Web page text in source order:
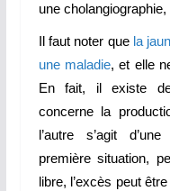
une
Il faut noter que la
une maladie, et elle
En fait, il existe
concerne la
l’autre s’agit
première situation,
libre, l’excès peut